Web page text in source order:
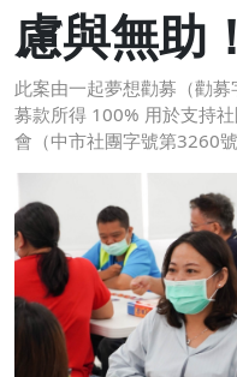
慮與無助！
此案由一起夢想勸募（勸
募款所得 100% 用於支持
會（中市社團字號第3260號